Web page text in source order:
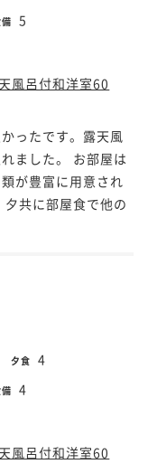
5
風呂付和洋室60
ったです。露天風
ました。 お部屋は
が豊富に用意され
共に部屋食で他の
夕食 4
4
風呂付和洋室60